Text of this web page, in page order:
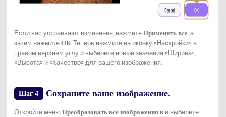
Если вас устраивают изменения, нажмите Применить все, а
затем нажмите ОК. Теперь нажмите на иконку «Настройки» в
правом верхнем углу и выберите новые значения «Ширина»,
«Высота» и «Качество» для вашего изображения.
Шаг 4 Сохраните ваше изображение.
Откройте меню Преобразовать все изображения ви выберите